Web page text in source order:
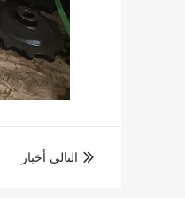
 التالي أخبار